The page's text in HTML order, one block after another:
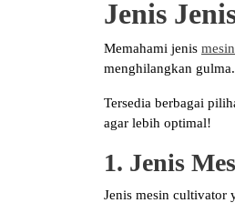
Jenis
Memahami jenis mesin
menghilangkan gulma.
Tersedia berbagai
agar lebih optimal!
1. Jenis
Jenis mesin cultivator